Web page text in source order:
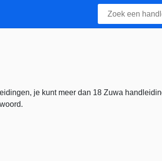
je kunt meer dan 18 Zuwa